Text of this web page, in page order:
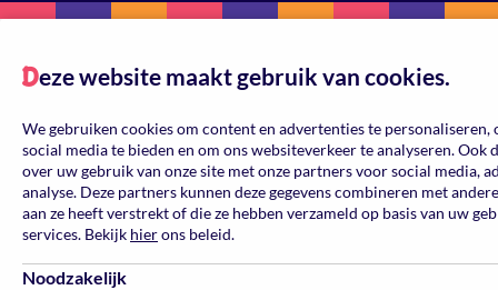
Deze website maakt gebruik van cookies.
We gebruiken cookies om content en advertenties te
social media te bieden en om ons websiteverkeer te analyseren. Ook
over uw gebruik van onze site met onze partners voor social media,
analyse. Deze partners kunnen deze gegevens combineren met
aan ze heeft verstrekt of die ze hebben verzameld op basis van uw
services. Bekijk hierons beleid.
Noodzakelijk